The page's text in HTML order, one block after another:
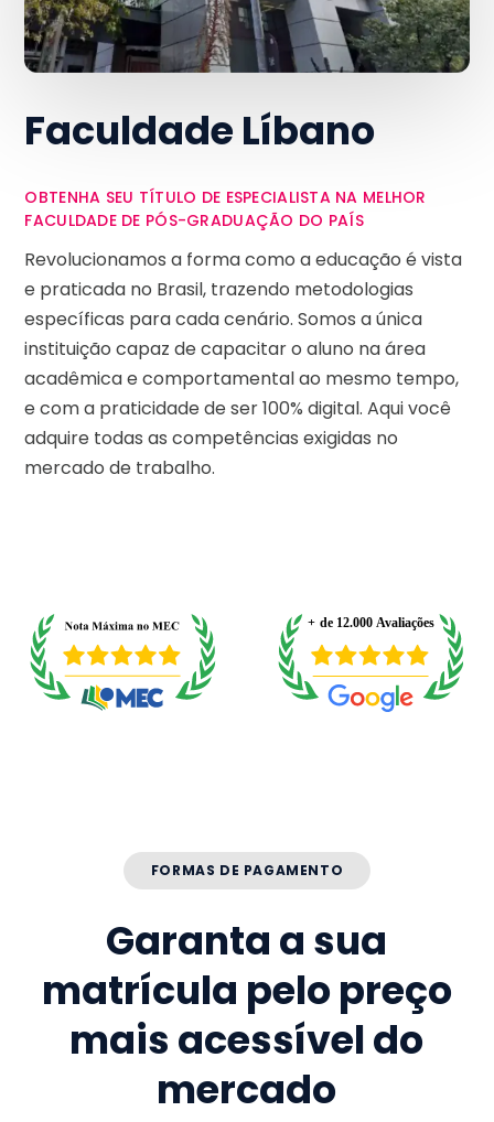
Faculdade Líbano
OBTENHA SEU TÍTULO DE ESPECIALISTA NA MELHOR
FACULDADE DE PÓS-GRADUAÇÃO DO PAÍS
Revolucionamos a forma como a educação é vista
e praticada no Brasil, trazendo metodologias
específicas para cada cenário. Somos a única
instituição capaz de capacitar o aluno na área
acadêmica e comportamental ao mesmo tempo,
e com a praticidade de ser 100% digital. Aqui você
adquire todas as competências exigidas no
mercado de trabalho.
FORMAS DE PAGAMENTO
Garanta a sua
matrícula pelo preço
mais acessível do
mercado